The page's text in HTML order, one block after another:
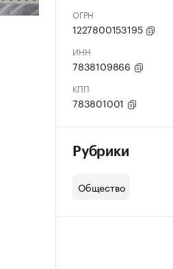
ОГРН
1227800153195
ИНН
7838109866
КПП
783801001
Рубрики
Общество